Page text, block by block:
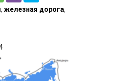
, железная дорога,